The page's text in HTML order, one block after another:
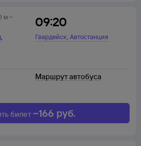
,
09:20
Гвардейск,Автостанция
м
Маршрут автобуса
билет ~166 руб.